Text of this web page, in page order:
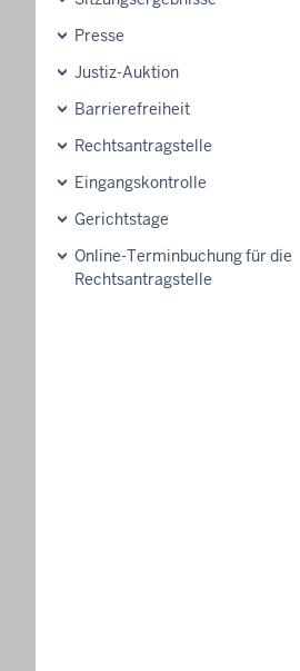
Presse
Justiz-Auktion
Barrierefreiheit
Rechtsantragstelle
Eingangskontrolle
Gerichtstage
Online-Terminbuchung für die
Rechtsantragstelle